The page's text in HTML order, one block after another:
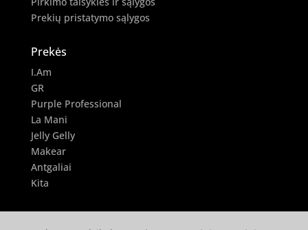
Prekių pristatymo sąlygos
Prekės
I.Am
GR
Purple Professional
La Mani
Jelly Gelly
Makear
Antgaliai
Kita